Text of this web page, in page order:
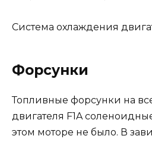
Система охлаждения
Форсунки
Топливные форсунки на
двигателя F1A
этом моторе не было. В